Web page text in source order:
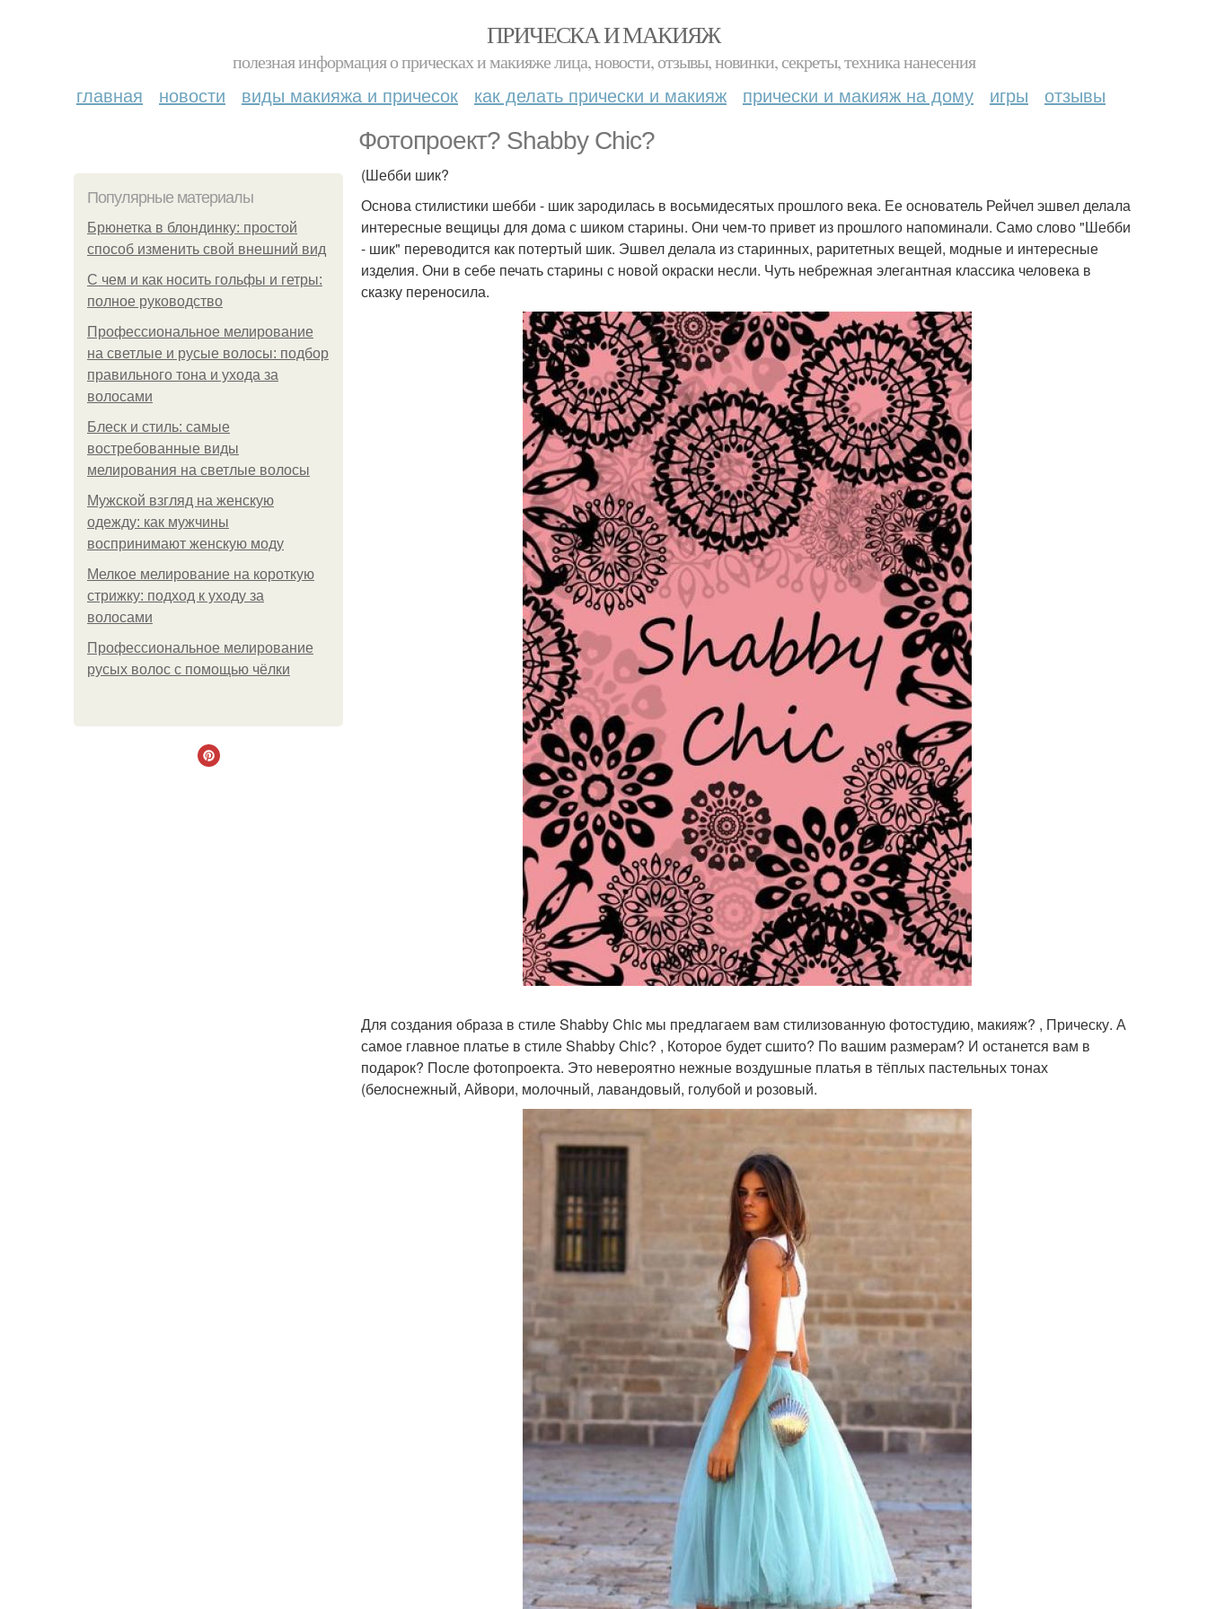
ПРИЧЕСКА И МАКИЯЖ
полезная информация о прическах и макияже лица, новости, отзывы, новинки, секреты, техника нанесения
главная новости виды макияжа и причесок как делать прически и макияж прически и макияж на дому игры отзывы
Фотопроект? Shabby Chic?
Популярные материалы
Брюнетка в блондинку: простой
способ изменить свой внешний вид
С чем и как носить гольфы и гетры:
полное руководство
Профессиональное мелирование
на светлые и русые волосы: подбор
правильного тона и ухода за
волосами
Блеск и стиль: самые
востребованные виды
мелирования на светлые волосы
Мужской взгляд на женскую
одежду: как мужчины
воспринимают женскую моду
Мелкое мелирование на короткую
стрижку: подход к уходу за
волосами
Профессиональное мелирование
русых волос с помощью чёлки
(Шебби шик?
Основа стилистики шебби - шик зародилась в восьмидесятых прошлого века. Ее основатель Рейчел эшвел делала
интересные вещицы для дома с шиком старины. Они чем-то привет из прошлого напоминали. Само слово "Шебби
- шик" переводится как потертый шик. Эшвел делала из старинных, раритетных вещей, модные и интересные
изделия. Они в себе печать старины с новой окраски несли. Чуть небрежная элегантная классика человека в
сказку переносила.
Для создания образа в стиле Shabby Chic мы предлагаем вам стилизованную фотостудию, макияж? , Прическу. А
самое главное платье в стиле Shabby Chic? , Которое будет сшито? По вашим размерам? И останется вам в
подарок? После фотопроекта. Это невероятно нежные воздушные платья в тёплых пастельных тонах
(белоснежный, Айвори, молочный, лавандовый, голубой и розовый.